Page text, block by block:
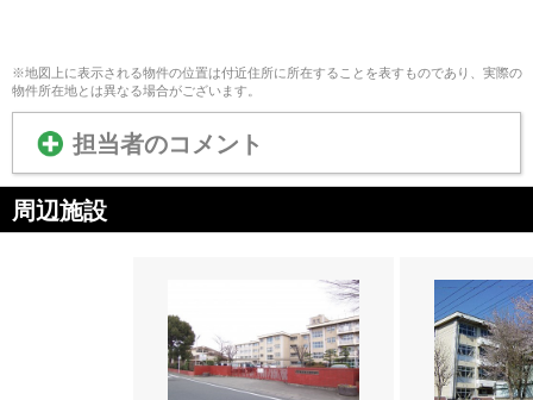
※地図上に表示される物件の位置は付近住所に所在することを表すものであり、実際の
物件所在地とは異なる場合がございます。
担当者のコメント
周辺施設